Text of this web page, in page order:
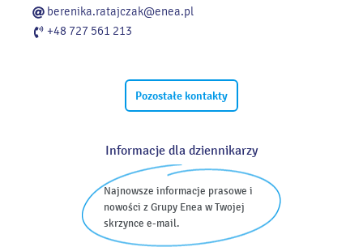
berenika.ratajczak@enea.pl
+48 727 561 213
Pozostałe kontakty
Informacje dla dziennikarzy
Najnowsze informacje prasowe i
nowości z Grupy Enea w Twojej
skrzynce e-mail.